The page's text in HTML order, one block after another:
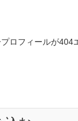
ロフィールが404